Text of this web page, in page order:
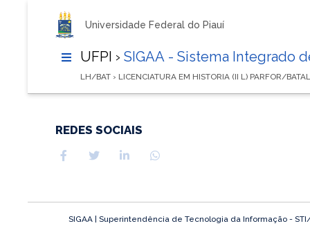
Universidade Federal do Piauí
UFPI › SIGAA - Sistema Integrado
LH/BAT › LICENCIATURA EM HISTORIA (II L) PARFOR/
REDES SOCIAIS
SIGAA | Superintendência de Tecnologia da Informação -